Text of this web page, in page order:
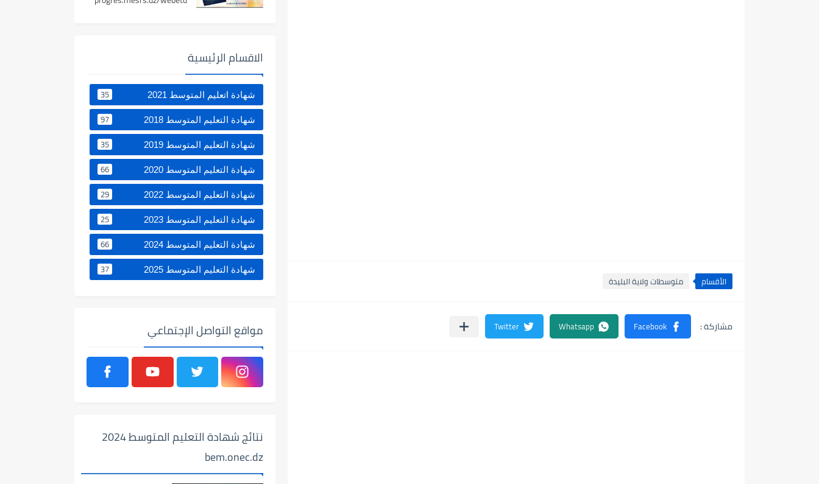
الأقسام متوسطات ولاية البليدة
الاقسام الرئيسية
شهادة اتعليم المتوسط 2021 35
شهادة التعليم المتوسط 2018 97
شهادة التعليم المتوسط 2019 35
شهادة التعليم المتوسط 2020 66
شهادة التعليم المتوسط 2022 29
شهادة التعليم المتوسط 2023 25
شهادة التعليم المتوسط 2024 66
شهادة التعليم المتوسط 2025 37
مواقع التواصل الإجتماعي
نتائج شهادة التعليم المتوسط 2024
bem.onec.dz